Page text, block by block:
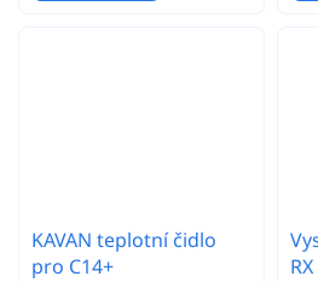
KAVAN teplotní čidlo
pro C14+